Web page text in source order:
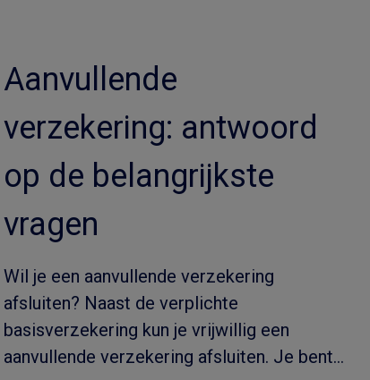
Aanvullende
verzekering: antwoord
op de belangrijkste
vragen
Wil je een aanvullende verzekering
afsluiten? Naast de verplichte
basisverzekering kun je vrijwillig een
aanvullende verzekering afsluiten. Je bent